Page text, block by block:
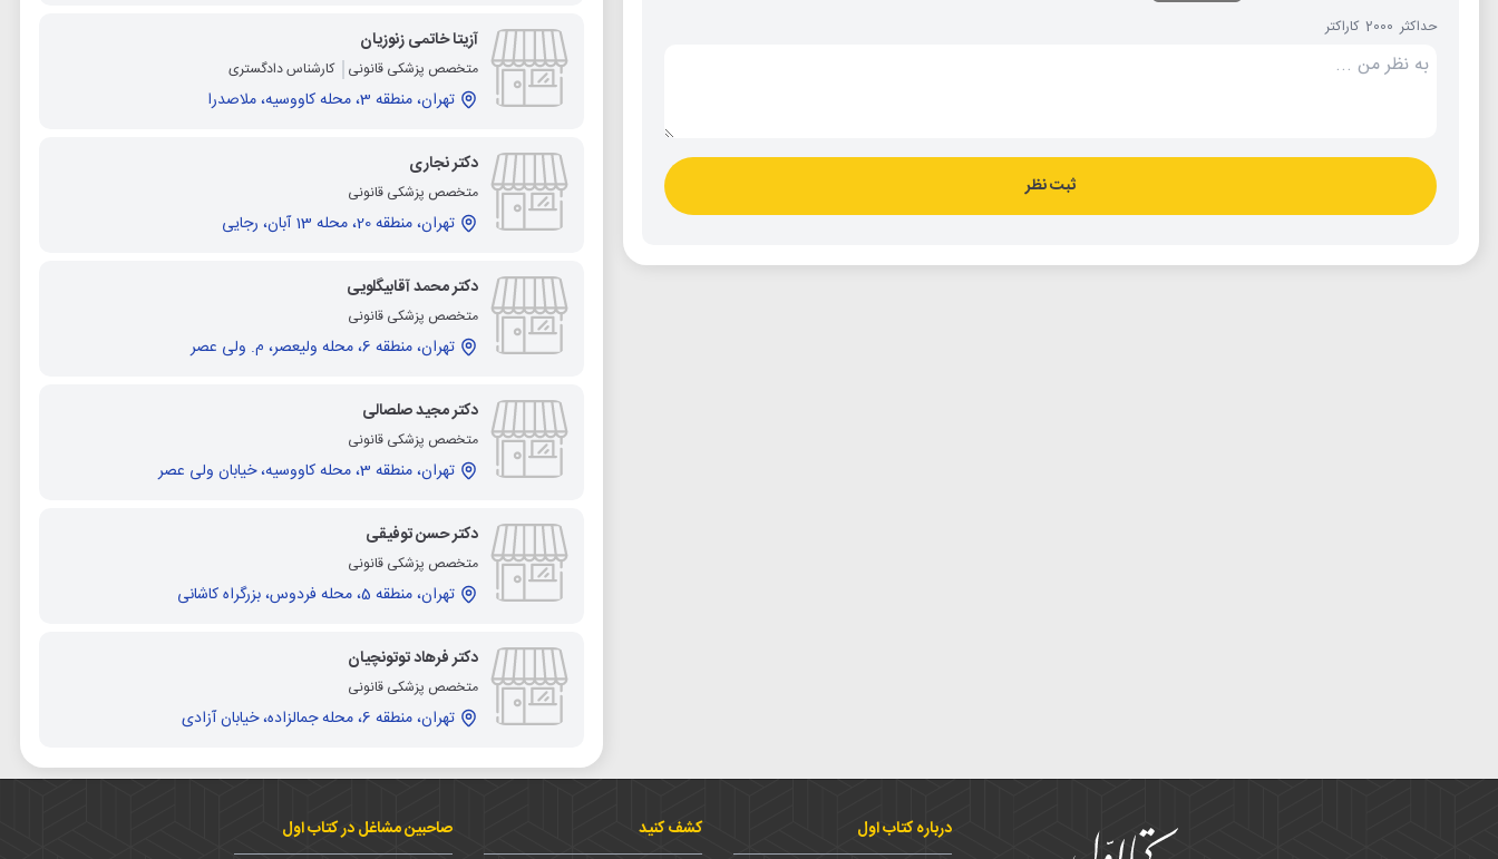
حداکثر 2000 کاراکتر
ثبت نظر
آزیتا خاتمی زنوزیان
متخصص پزشکی قانونی کارشناس دادگستری
تهران، منطقه 3، محله کاووسیه، ملاصدرا
دکتر نجاری
متخصص پزشکی قانونی
تهران، منطقه 20، محله 13 آبان، رجایی
دکتر محمد آقابیگلویی
متخصص پزشکی قانونی
تهران، منطقه 6، محله ولیعصر، م. ولی عصر
دکتر مجید صلصالی
متخصص پزشکی قانونی
تهران، منطقه 3، محله کاووسیه، خیابان ولی عصر
دکتر حسن توفیقی
متخصص پزشکی قانونی
تهران، منطقه 5، محله فردوس، بزرگراه کاشانی
دکتر فرهاد توتونچیان
متخصص پزشکی قانونی
تهران، منطقه 6، محله جمالزاده، خیابان آزادی
درباره کتاب اول کشف کنید صاحبین مشاغل در کتاب اول